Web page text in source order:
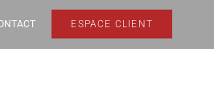
ESPACE CLIENT